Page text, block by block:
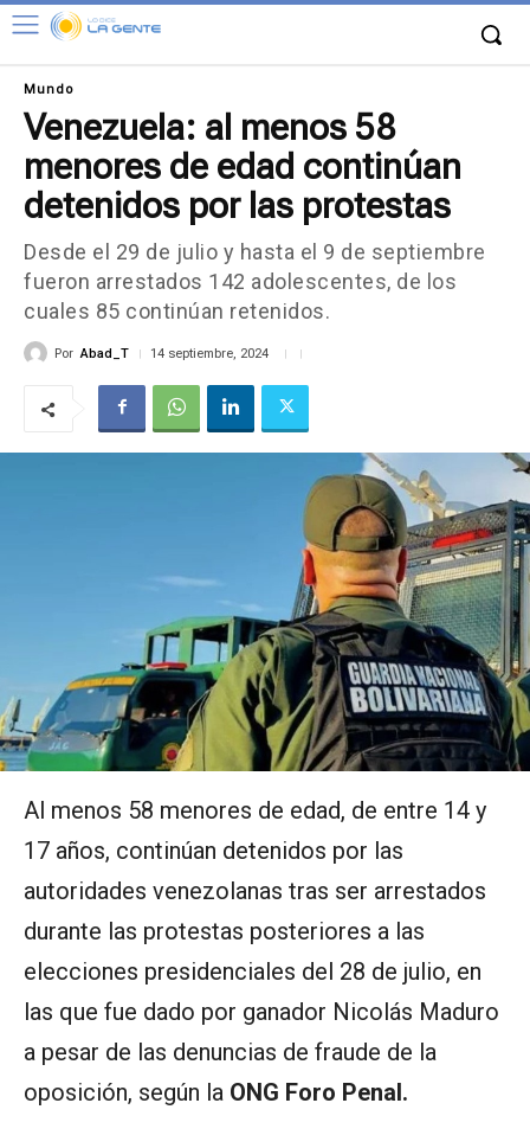
Mundo
Venezuela: al menos 58
menores de edad continúan
detenidos por las protestas
Desde el 29 de julio y hasta el 9 de septiembre
fueron arrestados 142 adolescentes, de los
cuales 85 continúan retenidos.
Por Abad_T 14 septiembre, 2024
Al menos 58 menores de edad, de entre 14 y
17 años, continúan detenidos por las
autoridades venezolanas tras ser arrestados
durante las protestas posteriores a las
elecciones presidenciales del 28 de julio, en
las que fue dado por ganador Nicolás Maduro
a pesar de las denuncias de fraude de la
oposición, según la ONG Foro Penal.